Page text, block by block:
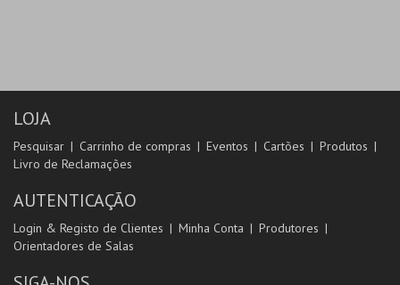
LOJA
Pesquisar Carrinho de compras Eventos Cartões
Produtos
Livro de Reclamações
AUTENTICAÇÃO
Login & Registo de Clientes Minha Conta
Produtores
Orientadores de Salas